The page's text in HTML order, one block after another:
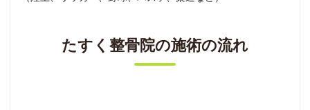
たすく整骨院の施術の流れ